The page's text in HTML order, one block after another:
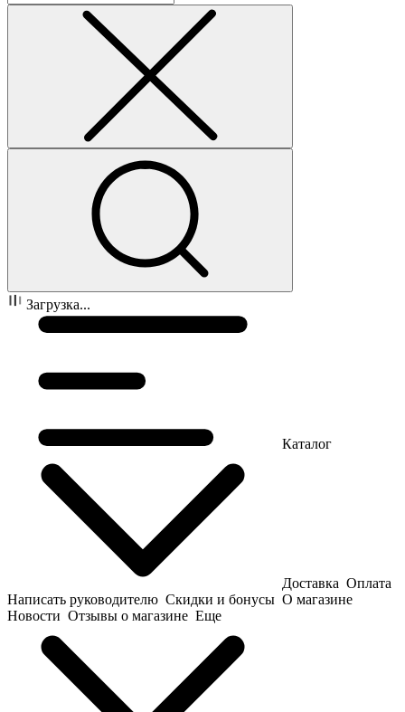
Загрузка...
Каталог
Доставка Оплата
Написать руководителю Скидки и бонусы О магазине
Новости Отзывы о магазине Еще